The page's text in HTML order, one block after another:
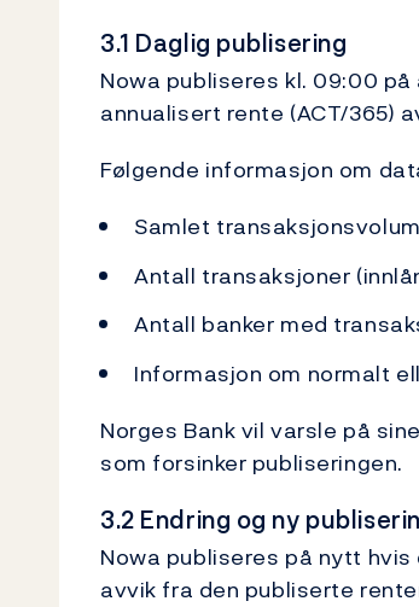
3.1 Daglig publisering
Nowa publiseres kl. 09:00
annualisert rente (ACT/365)
Følgende informasjon om
Samlet
Antall transaksjoner
Antall banker med
Informasjon om normalt
Norges Bank vil varsle på
som forsinker publiseringen.
3.2 Endring og ny
Nowa publiseres på nytt
avvik fra den publiserte